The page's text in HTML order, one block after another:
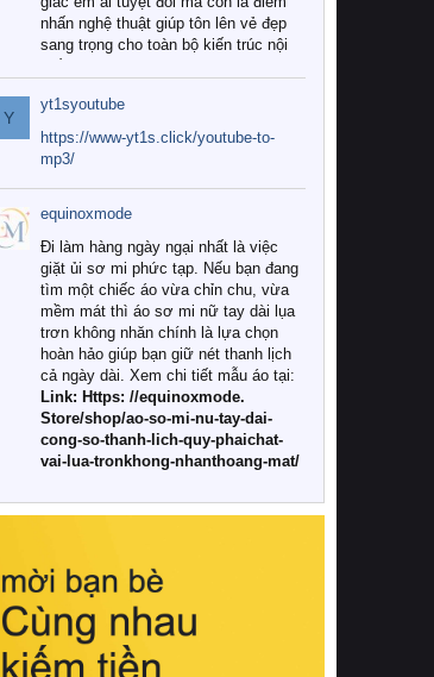
nhấn nghệ thuật giúp tôn lên vẻ đẹp
sang trọng cho toàn bộ kiến trúc nội
Tuy nhiên, giữa thị trường đa dạng
với vô vàn thương hiệu và mẫu mã
như hiện nay, làm thế nào để chọn
được những bộ chăn ga gối đệm cao
cấp thực sự chất lượng, phù hợp với
khí hậu và nhu cầu sử dụng của gia
đình? Hãy cùng chúng tôi đi tìm lời
giải đáp chi tiết qua bài viết dưới đây.
1. Tại sao các gia đình hiện đại lại ưa
chuộng chăn ga gối đệm cao cấp?
Khác với các dòng sản phẩm thông
thường, những bộ chăn ga gối đệm
cao cấp trải qua quy trình sản xuất
nghiêm ngặt từ khâu chọn lọc nguyên
liệu tự nhiên đến công nghệ dệt
nhuộm hiện đại không chứa hóa chất
này, bạn sẽ cảm nhận rõ rệt sự khác
hồi chuẩn xác của phần đệm nâng đỡ
cột sống.
Bên cạnh đó, việc lựa chọn các dòng
sản phẩm đạt chuẩn chất lượng quốc
Y
yt1syoutube
https://www-yt1s.click/youtube-to-
mp3/
equinoxmode
Đi làm hàng ngày ngại nhất là việc
giặt ủi sơ mi phức tạp. Nếu bạn đang
tìm một chiếc áo vừa chỉn chu, vừa
mềm mát thì áo sơ mi nữ tay dài lụa
trơn không nhăn chính là lựa chọn
hoàn hảo giúp bạn giữ nét thanh lịch
cả ngày dài. Xem chi tiết mẫu áo tại:
Link: Https: //equinoxmode.
Store/shop/ao-so-mi-nu-tay-dai-
cong-so-thanh-lich-quy-phaichat-
vai-lua-tronkhong-nhanthoang-mat/